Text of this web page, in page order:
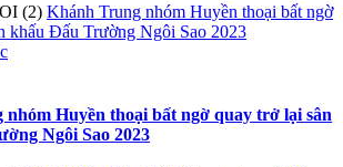
Khánh Trung nhóm Huyền thoại bất ngờ
khấu Đấu Trường Ngôi Sao 2023
Huyền thoại bất ngờ quay trở lại sân
Ngôi Sao 2023